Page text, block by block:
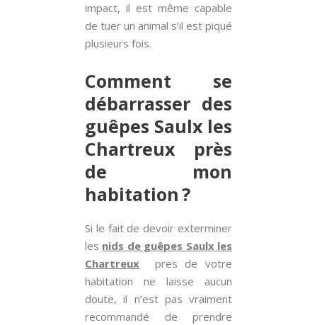
impact, il est même capable
de tuer un animal s’il est piqué
plusieurs fois.
Comment se
débarrasser des
guêpes Saulx les
Chartreux près
de mon
habitation ?
Si le fait de devoir exterminer
les nids de guêpes Saulx les
Chartreux pres de votre
habitation ne laisse aucun
doute, il n’est pas vraiment
recommandé de prendre